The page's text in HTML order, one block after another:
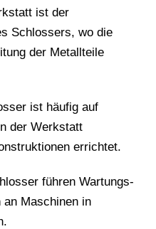
ist der
Schlossers, wo die
der Metallteile
ist häufig auf
der Werkstatt
errichtet.
führen Wartungs-
an Maschinen in